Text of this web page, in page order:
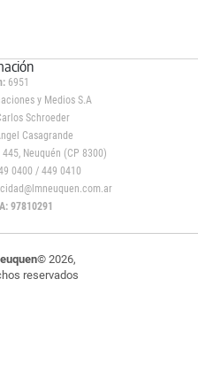
6951
y Medios S.A
Schroeder
Casagrande
Neuquén (CP 8300)
0400 / 449 0410
97810291
© 2026,
reservados